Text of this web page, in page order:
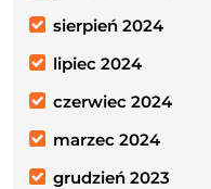
sierpień 2024
lipiec 2024
czerwiec 2024
marzec 2024
grudzień 2023